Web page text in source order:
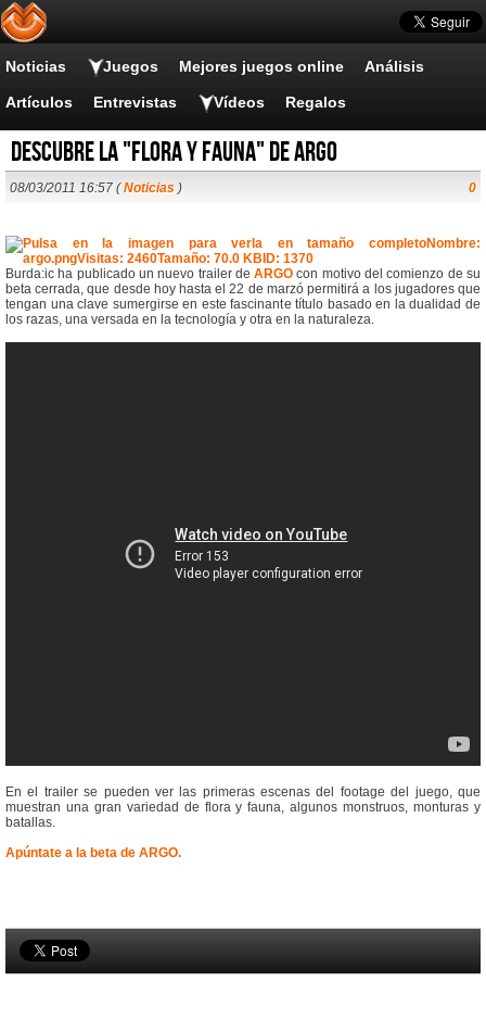
Noticias Juegos Mejores juegos online Análisis
Artículos Entrevistas Vídeos Regalos
Descubre la "Flora y Fauna" de ARGO
08/03/2011 16:57 (Noticias ) 0
Burda:ic ha publicado un nuevo trailer deARGO con motivo del comienzo de su
beta cerrada, que desde hoy hasta el 22 de marzó permitirá a los jugadores que
tengan una clave sumergirse en este fascinante título basado en la dualidad de
los razas, una versada en la tecnología y otra en la naturaleza.
En el trailer se pueden ver las primeras escenas del footage del juego, que
muestran una gran variedad de flora y fauna, algunos monstruos, monturas y
batallas.
Apúntate a la beta de ARGO.